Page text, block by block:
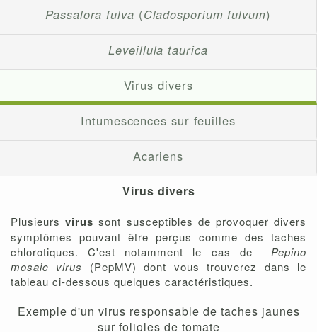
Passalora fulva (Cladosporium fulvum)
Leveillula taurica
Virus divers
Intumescences sur feuilles
Acariens
Virus divers
Plusieursvirussont susceptibles de provoquer divers
symptômes pouvant être perçus comme des taches
chlorotiques. C'est notamment le cas de Pepino
mosaic virus
(PepMV) dont vous trouverez dans le
tableau ci-dessous quelques caractéristiques.
Exemple d'un virus responsable de taches jaunes
sur folioles de tomate